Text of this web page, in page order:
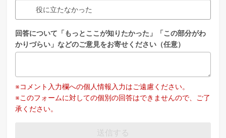
役に立たなかった
回答について「もっとここが知りたかった」「この部分がわ
かりづらい」などのご意見をお寄せください（任意）
※コメント入力欄への個人情報入力はご遠慮ください。
※このフォームに対しての個別の回答はできませんので、ご了
承ください。
送信する